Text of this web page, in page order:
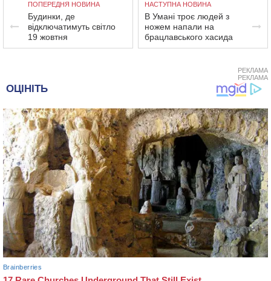
ПОПЕРЕДНЯ НОВИНА
Будинки, де
відключатимуть світло
19 жовтня
НАСТУПНА НОВИНА
В Умані троє людей з
ножем напали на
брацлавського хасида
РЕКЛАМА
РЕКЛАМА